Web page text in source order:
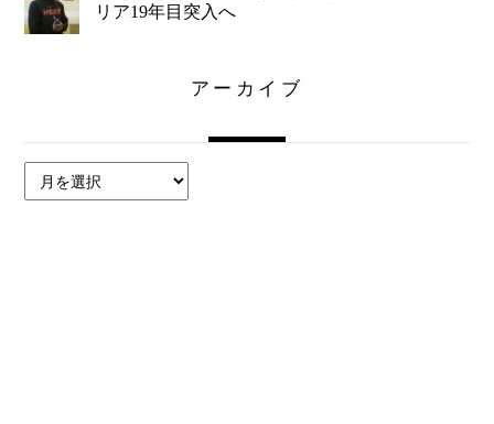
リア19年目突入へ
アーカイブ
ー